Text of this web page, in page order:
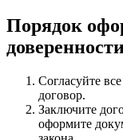
Порядок
Согласуйте
договор.
Заключите
оформите